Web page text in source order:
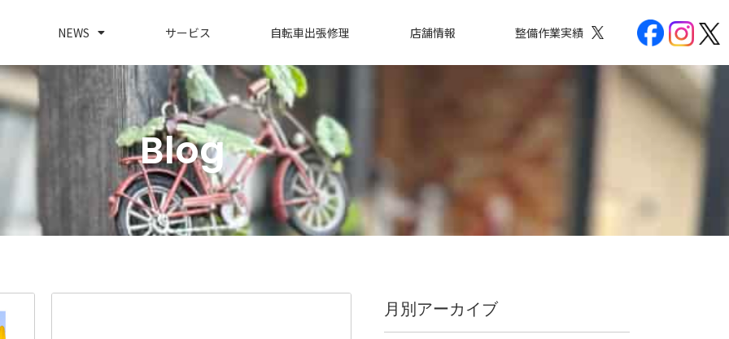
NEWS サービス 自転車出張修理 店舗情報 整備作業実績
Blog
月別アーカイブ